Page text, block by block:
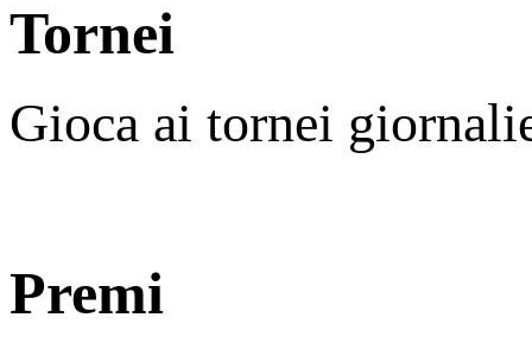
Tornei
Gioca ai tornei
Premi